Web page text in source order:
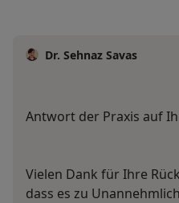
Dr. Sehnaz Savas
Antwort der Praxis auf
Vielen Dank für Ihre
dass es zu